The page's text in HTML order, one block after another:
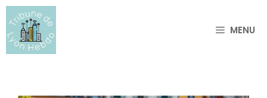
Aller
au
contenu
MENU